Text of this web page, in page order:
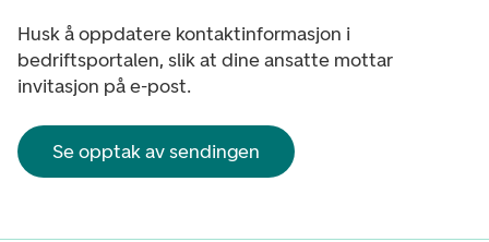
Husk å oppdatere kontaktinformasjon i
bedriftsportalen, slik at dine ansatte mottar
invitasjon på e-post.
Se opptak av sendingen